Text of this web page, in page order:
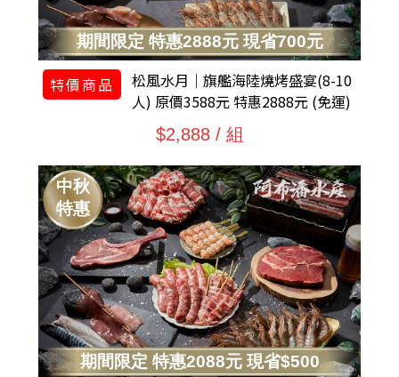
期間限定 特惠2888元 現省700元
特價商品
松風水月｜旗艦海陸燒烤盛宴(8-10
人) 原價3588元 特惠2888元 (免運)
$2,888 / 組
期間限定 特惠2088元 現省$500
中秋
特惠